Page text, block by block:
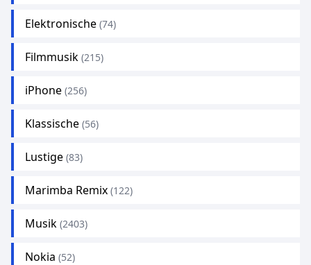
Elektronische (74)
Filmmusik (215)
iPhone (256)
Klassische (56)
Lustige (83)
Marimba Remix (122)
Musik (2403)
Nokia (52)